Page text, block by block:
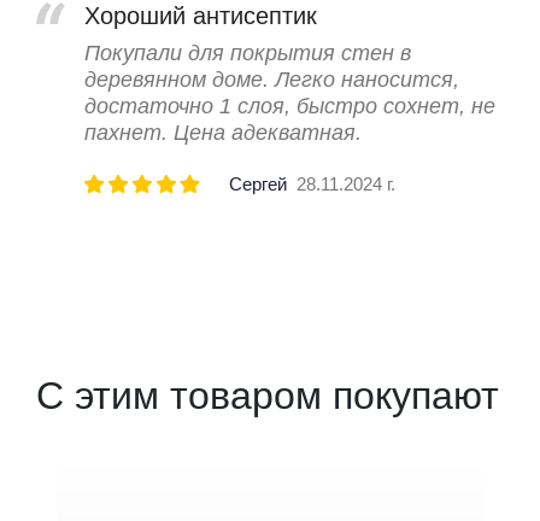
Хороший антисептик
Покупали для покрытия стен в
деревянном доме. Легко наносится,
достаточно 1 слоя, быстро сохнет, не
пахнет. Цена адекватная.
Сергей 28.11.2024 г.